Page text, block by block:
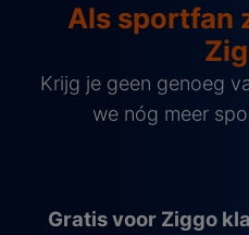
Als sportfan
Krijg je geen genoeg
we nóg meer
Gratis voor Ziggo